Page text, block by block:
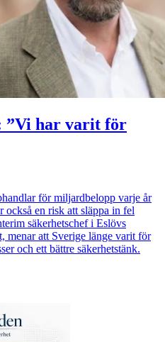
”Vi har varit för
för miljardbelopp varje år
en risk att släppa in fel
säkerhetschef i Eslövs
menar att Sverige länge varit för
och ett bättre säkerhetstänk.